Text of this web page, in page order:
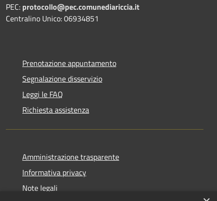
PEC: protocollo@pec.comunediariccia.it
Centralino Unico: 06934851
Prenotazione appuntamento
Segnalazione disservizio
Leggi le FAQ
Richiesta assistenza
Amministrazione trasparente
Informativa privacy
Note legali